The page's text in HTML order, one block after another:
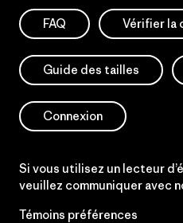
FAQ Vérifier la
Guide des tailles
Connexion
Si vous utilisez un lecteur
veuillez communiquer avec
Témoins préférences